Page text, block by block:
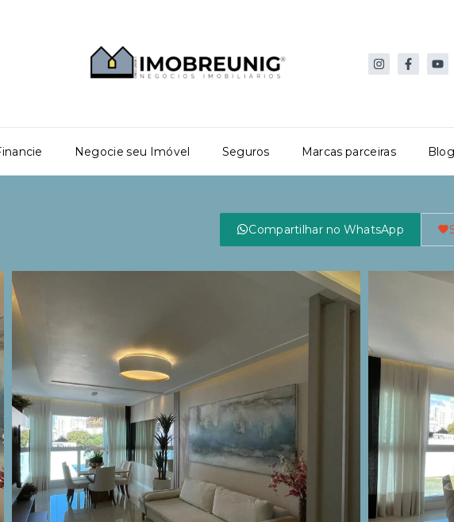
Negocie seu Imóvel Seguros Marcas parceiras Blog
Compartilhar no WhatsApp